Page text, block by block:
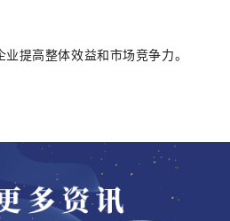
提高整体效益和市场竞争力。